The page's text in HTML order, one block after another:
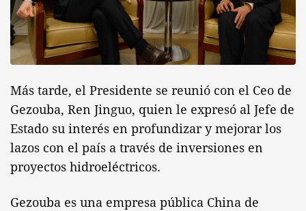
Más tarde, el Presidente se reunió con el Ceo de
Gezouba, Ren Jinguo, quien le expresó al Jefe de
Estado su interés en profundizar y mejorar los
lazos con el país a través de inversiones en
proyectos hidroeléctricos.
Gezouba es una empresa pública China de